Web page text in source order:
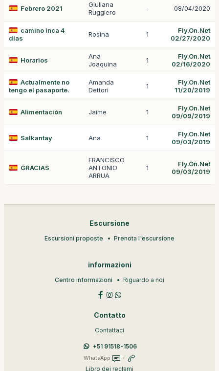
Febrero 2021
Giuliana
Ruggiero
- 08/04/2020
camino inca 4
dias
Rosina 1
Fly.On.Net
02/27/2020
Horarios
Ana
Joaquina
1
Fly.On.Net
02/16/2020
Actualmente no
tengo el pasaporte.
Amanda
Dettori
1
Fly.On.Net
11/20/2019
Alimentación Jaime 1
Fly.On.Net
09/09/2019
Salkantay Ana 1
Fly.On.Net
09/03/2019
GRACIAS
FRANCISCO
ANTONIO
ARRUA
1
Fly.On.Net
09/03/2019
Escursione
Escursioni proposte Prenota l'escursione
informazioni
Centro informazioni Riguardo a noi
Contatto
Contattaci
+51 91518-1506
WhatsApp +
Libro dei reclami